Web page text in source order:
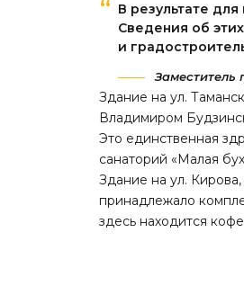
В результате
Сведения об
и
Заместитель
Здание на ул.
Владимиром
Это единственная
санаторий «Малая
Здание на ул.
принадлежало
здесь находится